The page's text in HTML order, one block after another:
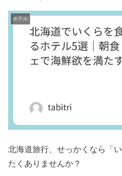
ホテル
北海道旅行、せっかくなら「
たくありませんか？